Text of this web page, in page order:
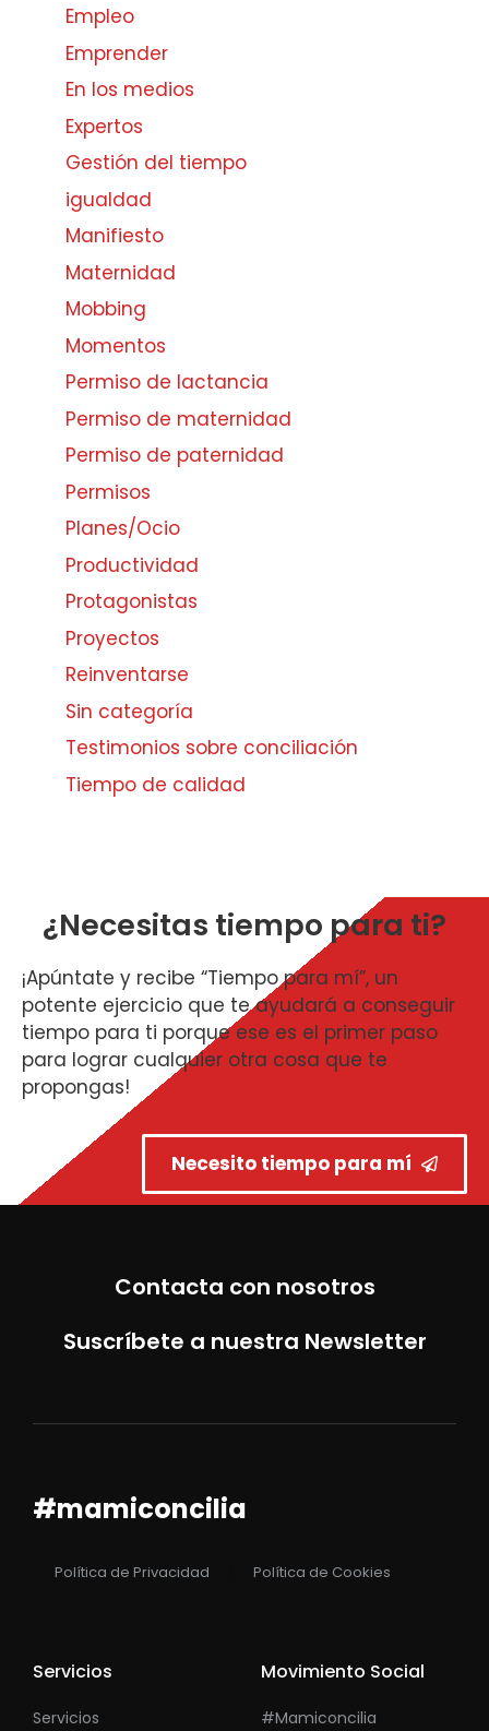
Empleo
Emprender
En los medios
Expertos
Gestión del tiempo
igualdad
Manifiesto
Maternidad
Mobbing
Momentos
Permiso de lactancia
Permiso de maternidad
Permiso de paternidad
Permisos
Planes/Ocio
Productividad
Protagonistas
Proyectos
Reinventarse
Sin categoría
Testimonios sobre conciliación
Tiempo de calidad
¿Necesitas tiempo para ti?
¡Apúntate y recibe “Tiempo para mí”, un
potente ejercicio que te ayudará a conseguir
tiempo para ti porque ese es el primer paso
para lograr cualquier otra cosa que te
propongas!
Necesito tiempo para mí
Contacta con nosotros
Suscríbete a nuestra Newsletter
#mamiconcilia
Política de Privacidad Política de Cookies
Servicios
Servicios
Movimiento Social
#mamiconcilia